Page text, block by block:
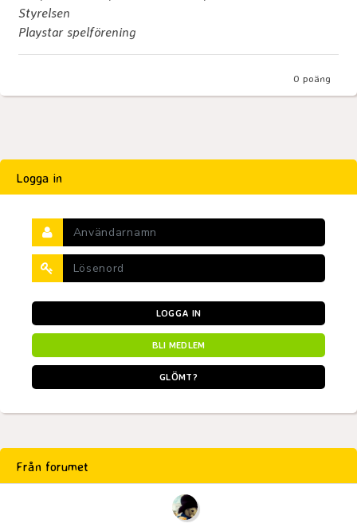
Styrelsen
Playstar spelförening
0 poäng
Logga in
LOGGA IN
BLI MEDLEM
GLÖMT?
Från forumet